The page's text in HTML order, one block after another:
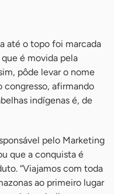
até o topo foi marcada
é movida pela
pôde levar o nome
congresso, afirmando
indígenas é, de
pelo Marketing
que a conquista é
“Viajamos com toda
ao primeiro lugar